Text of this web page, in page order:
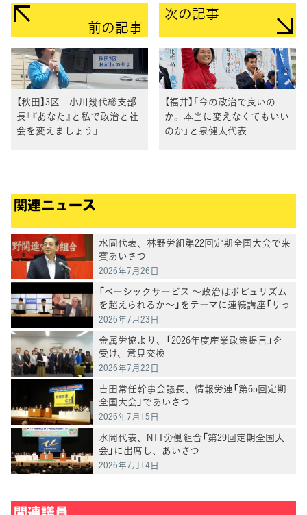
前の記事
【秋田】3区 小川幾代総支部
長「『あなた』と私で政治と社
会を変えましょう」
次の記事
【福井】「今の政治で良いの
か。本当に変えなくてもいい
のか」と泉健太代表
関連ニュース
水岡代表、林野労組第22回定期全国大会で来
賓あいさつ
2026年7月26日
「ベーシックサービス ～政治はポピュリズム
を超えられるか～」をテーマに連続講座「りっ
けん塾」第3回を開催 井手英策・慶應義塾大
2026年7月23日
金属労協より、「2026年度産業政策提言」を
受け、意見交換
2026年7月22日
吉田常任幹事会議長、情報労連「第65回定期
全国大会」であいさつ
2026年7月15日
水岡代表、NTT労働組合「第29回定期全国大
会」に出席し、あいさつ
2026年7月14日